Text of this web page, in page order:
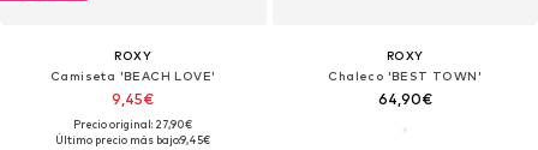
ROXY
Camiseta 'BEACH LOVE'
9,45€
Precio original: 27,90€
Último precio más bajo:9,45€
ROXY
Chaleco 'BEST TOWN'
64,90€